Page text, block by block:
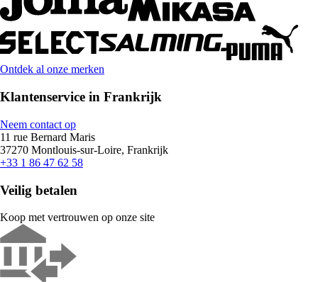
Ontdek al onze merken
Klantenservice in Frankrijk
Neem contact op
11 rue Bernard Maris
37270 Montlouis-sur-Loire, Frankrijk
+33 1 86 47 62 58
Veilig betalen
Koop met vertrouwen op onze site